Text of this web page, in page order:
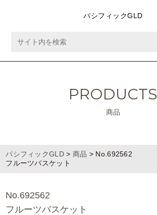
パシフィックGLD
PRODUCTS
商品
パシフィックGLD> 商品 > No.692562
フルーツバスケット
No.692562
フルーツバスケット